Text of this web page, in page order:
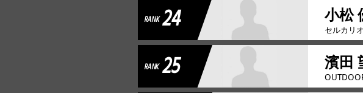
RANK 24 小松
セルカリ
RANK 25 濱田